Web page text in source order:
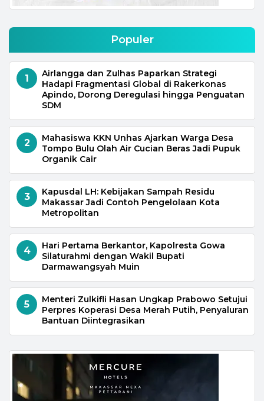
Populer
1
Airlangga dan Zulhas Paparkan Strategi
Hadapi Fragmentasi Global di Rakerkonas
Apindo, Dorong Deregulasi hingga Penguatan
SDM
2
Mahasiswa KKN Unhas Ajarkan Warga Desa
Tompo Bulu Olah Air Cucian Beras Jadi Pupuk
Organik Cair
3
Kapusdal LH: Kebijakan Sampah Residu
Makassar Jadi Contoh Pengelolaan Kota
Metropolitan
4
Hari Pertama Berkantor, Kapolresta Gowa
Silaturahmi dengan Wakil Bupati
Darmawangsyah Muin
5
Menteri Zulkifli Hasan Ungkap Prabowo Setujui
Perpres Koperasi Desa Merah Putih, Penyaluran
Bantuan Diintegrasikan